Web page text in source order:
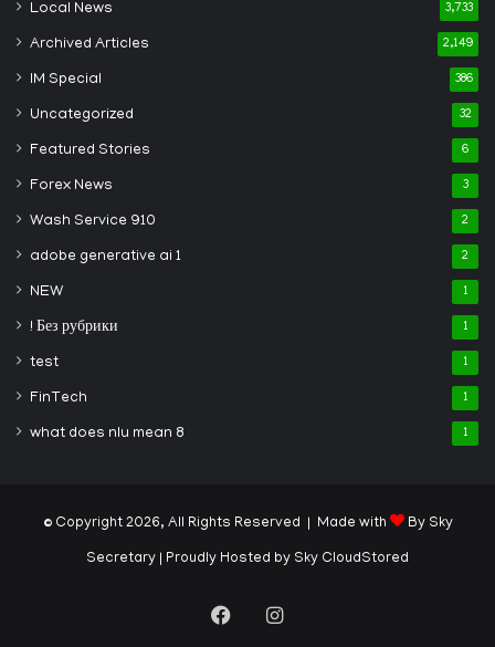
Local News 3,733
Archived Articles 2,149
IM Special 386
Uncategorized 32
Featured Stories 6
Forex News 3
Wash Service 910 2
adobe generative ai 1 2
NEW 1
! Без рубрики 1
test 1
FinTech 1
what does nlu mean 8 1
© Copyright 2026, All Rights Reserved | Made with By Sky
Secretary | Proudly Hosted by Sky CloudStored
FacebookInstagram